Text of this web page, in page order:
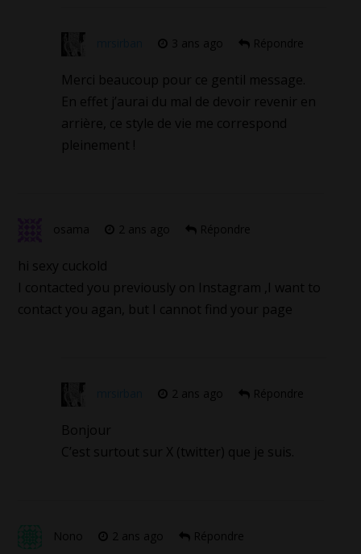
3 ans ago Répondre
Merci beaucoup pour ce gentil message.
En effet j’aurai du mal de devoir revenir en
arrière, ce style de vie me correspond
pleinement !
osama 2 ans ago Répondre
hi sexy cuckold
I contacted you previously on Instagram ,I want to
contact you agan, but I cannot find your page
2 ans ago Répondre
Bonjour
C’est surtout sur X (twitter) que je suis.
Nono 2 ans ago Répondre